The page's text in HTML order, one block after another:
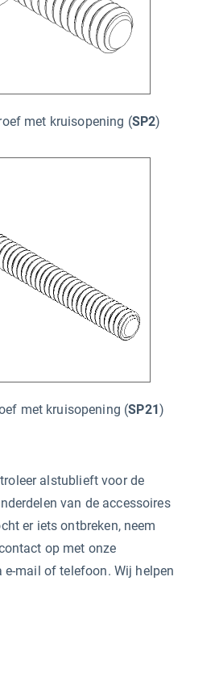
met kruisopening (SP2)
met kruisopening (SP21)
alstublieft voor de
van de accessoires
er iets ontbreken, neem
op met onze
e-mail of telefoon. Wij helpen